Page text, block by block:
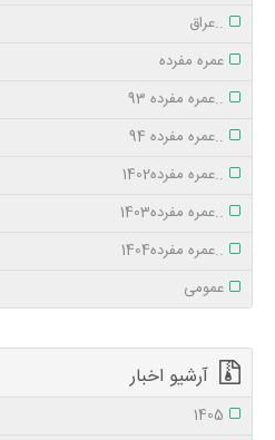
..عراق
عمره مفرده
..عمره مفرده 93
..عمره مفرده 94
..عمره مفرده1402
..عمره مفرده1403
..عمره مفرده1404
عمومی
آرشیو اخبار
1405